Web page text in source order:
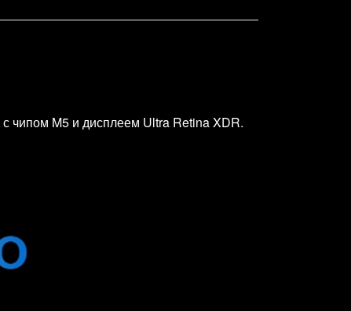
чипом M5 и дисплеем Ultra Retina XDR.